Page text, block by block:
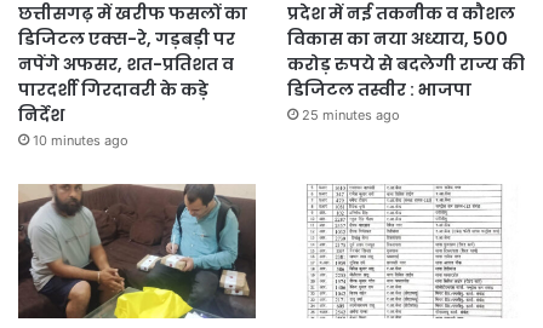
छत्तीसगढ़ में खरीफ फसलों का
डिजिटल एक्स-रे, गड़बड़ी पर
नपेंगे अफसर, शत-प्रतिशत व
पारदर्शी गिरदावरी के कड़े
निर्देश
10 minutes ago
प्रदेश में नई तकनीक व कौशल
विकास का नया अध्याय, 500
करोड़ रुपये से बदलेगी राज्य की
डिजिटल तस्वीर : भाजपा
25 minutes ago